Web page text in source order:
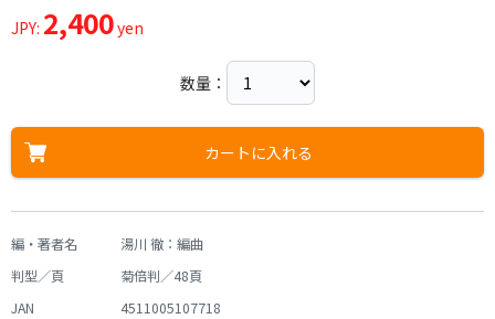
JPY: 2,400yen
数量：
カートに入れる
編・著者名
湯川 徹：編曲
判型／頁
菊倍判／48頁
JAN
4511005107718